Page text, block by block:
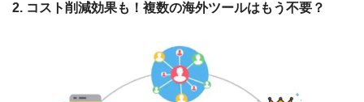
2. コスト削減効果も！複数の海外ツールはもう不要？